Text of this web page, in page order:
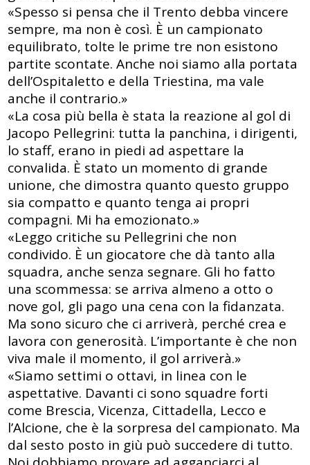
«Spesso si pensa che il Trento debba vincere
sempre, ma non è così. È un campionato
equilibrato, tolte le prime tre non esistono
partite scontate. Anche noi siamo alla portata
dell’Ospitaletto e della Triestina, ma vale
anche il contrario.»
«La cosa più bella è stata la reazione al gol di
Jacopo Pellegrini: tutta la panchina, i dirigenti,
lo staff, erano in piedi ad aspettare la
convalida. È stato un momento di grande
unione, che dimostra quanto questo gruppo
sia compatto e quanto tenga ai propri
compagni. Mi ha emozionato.»
«Leggo critiche su Pellegrini che non
condivido. È un giocatore che dà tanto alla
squadra, anche senza segnare. Gli ho fatto
una scommessa: se arriva almeno a otto o
nove gol, gli pago una cena con la fidanzata.
Ma sono sicuro che ci arriverà, perché crea e
lavora con generosità. L’importante è che non
viva male il momento, il gol arriverà.»
«Siamo settimi o ottavi, in linea con le
aspettative. Davanti ci sono squadre forti
come Brescia, Vicenza, Cittadella, Lecco e
l’Alcione, che è la sorpresa del campionato. Ma
dal sesto posto in giù può succedere di tutto.